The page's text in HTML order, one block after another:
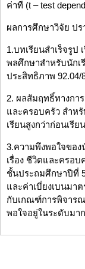
ค่าที (t – test
ผลการศึกษาวิจัย ป
1.บทเรียนสำเร็จรูป
พลศึกษาสำหรับนักเ
ประสิทธิภาพ 92.04/
2. ผลสัมฤทธิ์ทางกา
และครอบครัว สำห
เรียนสูงกว่าก่อนเรี
3.ความพึงพอใจของ
เรื่อง ชีวิตและครอ
ชั้นประถมศึกษาปีที่
และค่าเบี่ยงเบนมา
กับเกณฑ์การพิจาร
พอใจอยู่ในระดับมาก